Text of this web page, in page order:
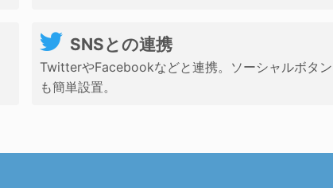
SNSとの連携
TwitterやFacebookなどと連携。ソーシャルボタン
も簡単設置。